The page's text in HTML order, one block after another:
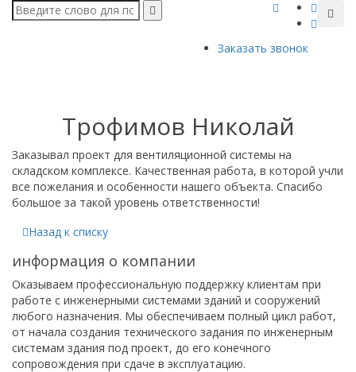
Заказать звонок
Трофимов Николай
Заказывал проект для вентиляционной системы на
складском комплексе. Качественная работа, в которой учли
все пожелания и особенности нашего объекта. Спасибо
большое за такой уровень ответственности!
Назад к списку
информация о компании
Оказываем профессиональную поддержку клиентам при
работе с инженерными системами зданий и сооружений
любого назначения. Мы обеспечиваем полный цикл работ,
от начала создания технического задания по инженерным
системам здания под проект, до его конечного
сопровождения при сдаче в эксплуатацию.